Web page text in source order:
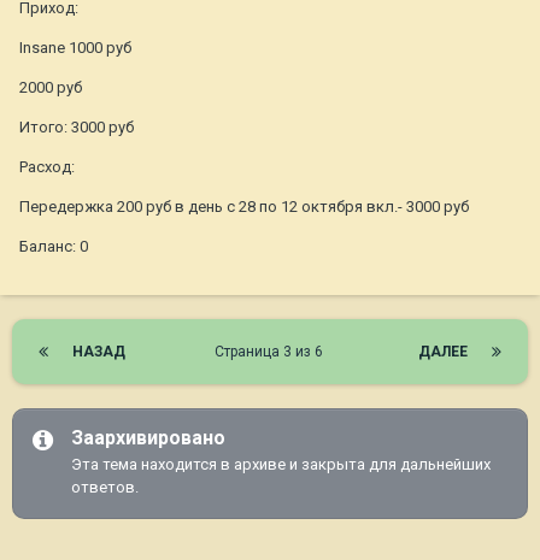
Приход:
Insane 1000 руб
2000 руб
Итого: 3000 руб
Расход:
Передержка 200 руб в день с 28 по 12 октября вкл.- 3000 руб
Баланс: 0
НАЗАД ДАЛЕЕ
Страница 3 из 6
Заархивировано
Эта тема находится в архиве и закрыта для дальнейших
ответов.